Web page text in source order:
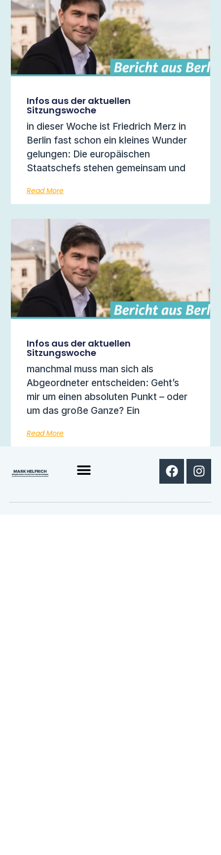
Infos aus der aktuellen
Sitzungswoche
in dieser Woche ist Friedrich Merz in
Berlin fast schon ein kleines Wunder
gelungen: Die europäischen
Staatschefs stehen gemeinsam und
Read More
Infos aus der aktuellen
Sitzungswoche
manchmal muss man sich als
Abgeordneter entscheiden: Geht’s
mir um einen absoluten Punkt – oder
um das große Ganze? Ein
Read More